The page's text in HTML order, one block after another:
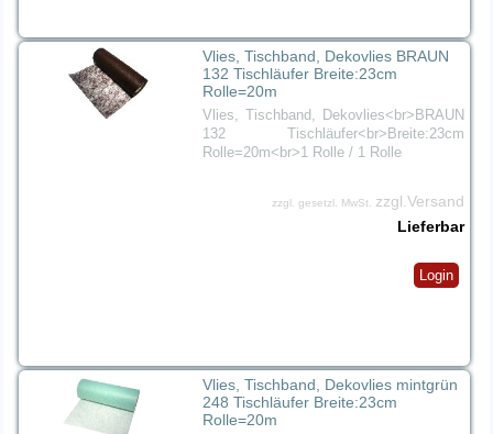
Vlies, Tischband, Dekovlies BRAUN
132 Tischläufer Breite:23cm
Rolle=20m
Vlies, Tischband, Dekovlies<br>BRAUN
132 Tischläufer<br>Breite:23cm
Rolle=20m<br>1 Rolle / 1 Rolle
zzgl. gesetzl. MwSt. zzgl.Versand
Lieferbar
Login
Vlies, Tischband, Dekovlies mintgrün
248 Tischläufer Breite:23cm
Rolle=20m